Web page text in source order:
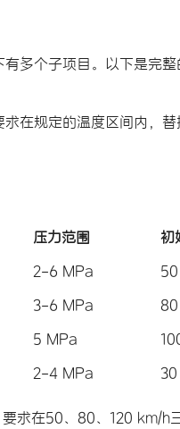
多个子项目。以下是完整
在规定的温度区间内，
压力范围 初
2-6 MPa
3-6 MPa
5 MPa
2-4 MPa
求在50、80、120 km/h